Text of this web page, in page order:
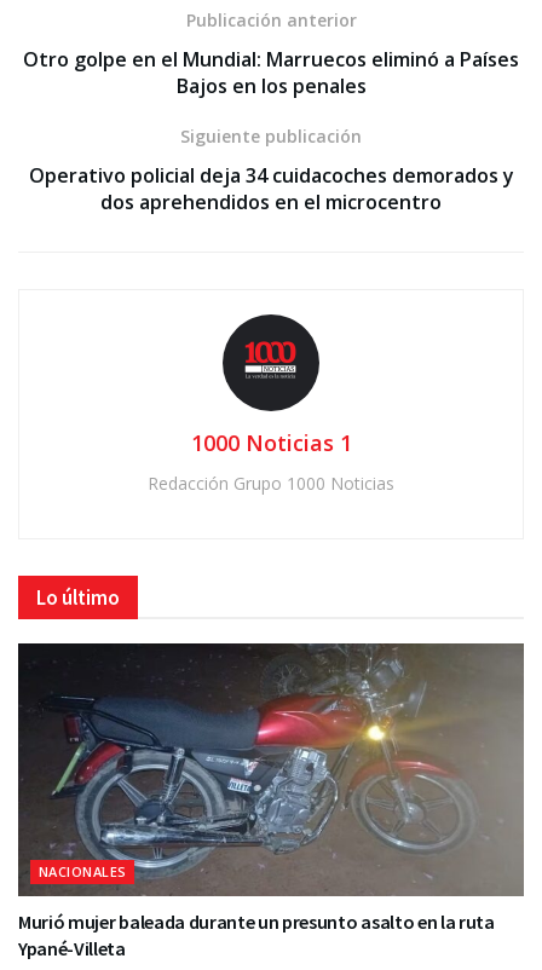
Publicación anterior
Otro golpe en el Mundial: Marruecos eliminó a Países
Bajos en los penales
Siguiente publicación
Operativo policial deja 34 cuidacoches demorados y
dos aprehendidos en el microcentro
1000 Noticias 1
Redacción Grupo 1000 Noticias
Lo último
NACIONALES
Murió mujer baleada durante un presunto asalto en la ruta
Ypané-Villeta